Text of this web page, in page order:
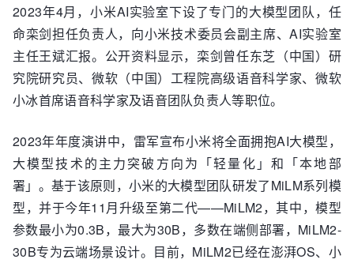
2023年4月，小米AI实验室下设了专门的大模型团队，任
命栾剑担任负责人，向小米技术委员会副主席、AI实验室
主任王斌汇报。公开资料显示，栾剑曾任东芝（中国）研
究院研究员、微软（中国）工程院高级语音科学家、微软
小冰首席语音科学家及语音团队负责人等职位。
2023年年度演讲中，雷军宣布小米将全面拥抱AI大模型，
大模型技术的主力突破方向为「轻量化」和「本地部
署」。基于该原则，小米的大模型团队研发了MiLM系列模
型，并于今年11月升级至第二代——MiLM2，其中，模型
参数最小为0.3B，最大为30B，多数在端侧部署，MiLM2-
30B专为云端场景设计。目前，MiLM2已经在澎湃OS、小